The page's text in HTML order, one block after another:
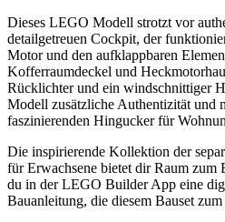
Dieses LEGO Modell strotzt vor
detailgetreuen Cockpit, der
Motor und den aufklappbaren
Kofferraumdeckel und
Rücklichter und ein windschnittiger
Modell zusätzliche Authentizität und
faszinierenden Hingucker für
Die inspirierende Kollektion der
für Erwachsene bietet dir Raum zum
du in der LEGO Builder App eine
Bauanleitung, die diesem Bauset